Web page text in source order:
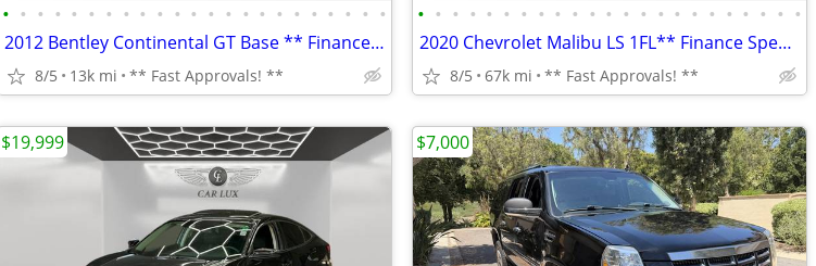
• • • • • • • • • • • • • • • • • • • • • • •
2012 Bentley Continental GT Base ** Finance Specialists **
8/5 13k mi ** Fast Approvals! **
• • • • • • • • • • • • • • • • • • • • • • •
2020 Chevrolet Malibu LS 1FL** Finance Specialists **
8/5 67k mi ** Fast Approvals! **
$19,999 $7,000